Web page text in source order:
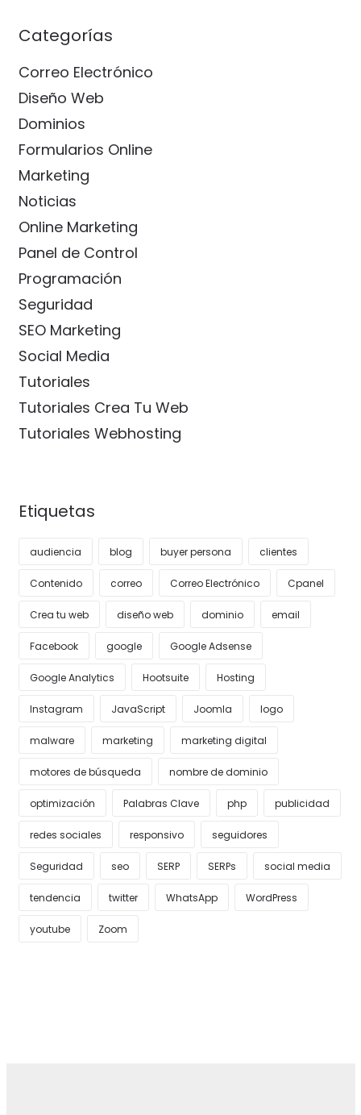
Categorías
Correo Electrónico
Diseño Web
Dominios
Formularios Online
Marketing
Noticias
Online Marketing
Panel de Control
Programación
Seguridad
SEO Marketing
Social Media
Tutoriales
Tutoriales Crea Tu Web
Tutoriales Webhosting
Etiquetas
audiencia blog buyer persona clientes
Contenido correo Correo Electrónico Cpanel
Crea tu web diseño web dominio email
Facebook google Google Adsense
Google Analytics Hootsuite Hosting
Instagram JavaScript Joomla logo
malware marketing marketing digital
motores de búsqueda nombre de dominio
optimización Palabras Clave php publicidad
redes sociales responsivo seguidores
Seguridad seo SERP SERPs social media
tendencia twitter WhatsApp WordPress
youtube Zoom